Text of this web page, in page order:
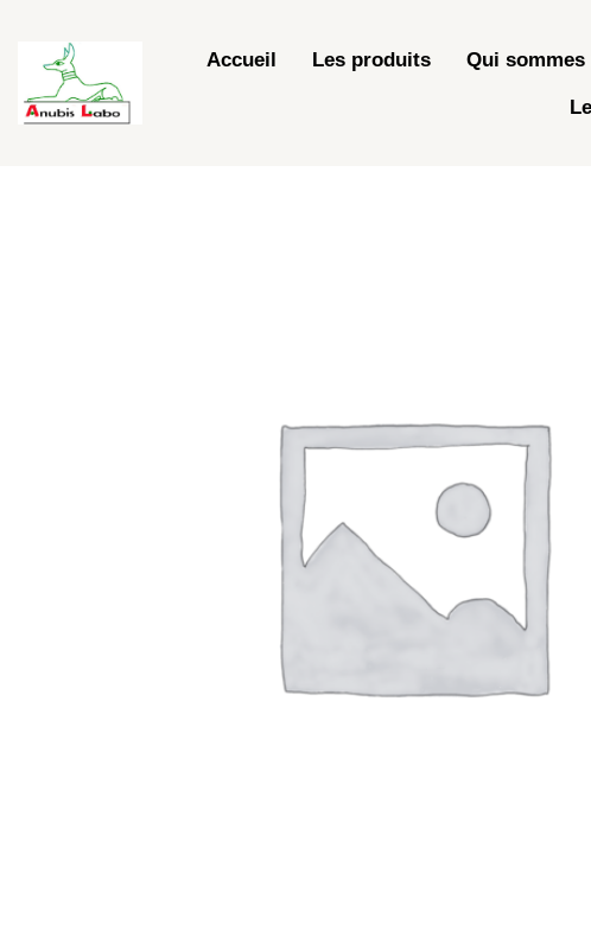
content
Accueil Les produits Qui sommes